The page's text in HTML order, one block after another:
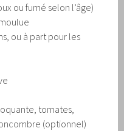
ou fumé selon l’âge)
ou à part pour les
tomates,
(optionnel)